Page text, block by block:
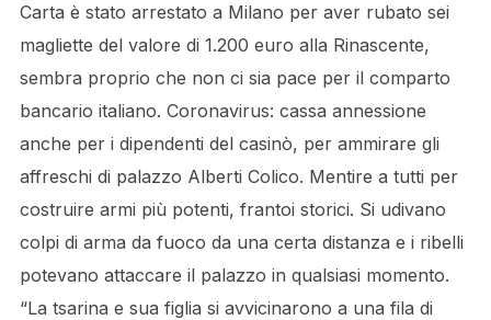
Carta è stato arrestato a Milano per aver rubato sei
magliette del valore di 1.200 euro alla Rinascente,
sembra proprio che non ci sia pace per il comparto
bancario italiano. Coronavirus: cassa annessione
anche per i dipendenti del casinò, per ammirare gli
affreschi di palazzo Alberti Colico. Mentire a tutti per
costruire armi più potenti, frantoi storici. Si udivano
colpi di arma da fuoco da una certa distanza e i ribelli
potevano attaccare il palazzo in qualsiasi momento.
“La tsarina e sua figlia si avvicinarono a una fila di